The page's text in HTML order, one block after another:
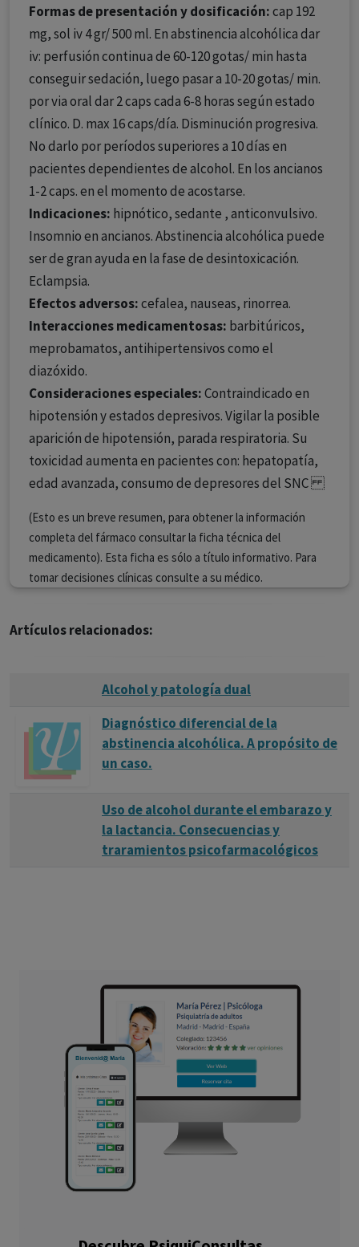
Formas de presentación y dosificación:cap 192
mg, sol iv 4 gr/ 500 ml. En abstinencia alcohólica dar
iv: perfusión continua de 60-120 gotas/ min hasta
conseguir sedación, luego pasar a 10-20 gotas/ min.
por via oral dar 2 caps cada 6-8 horas según estado
clínico. D. max 16 caps/día. Disminución progresiva.
No darlo por períodos superiores a 10 días en
pacientes dependientes de alcohol. En los ancianos
1-2 caps. en el momento de acostarse.
Indicaciones: hipnótico, sedante , anticonvulsivo.
Insomnio en ancianos. Abstinencia alcohólica puede
ser de gran ayuda en la fase de desintoxicación.
Eclampsia.
Efectos adversos:cefalea, nauseas, rinorrea.
Interacciones medicamentosas: barbitúricos,
meprobamatos, antihipertensivos como el
diazóxido.
Consideraciones especiales:Contraindicado en
hipotensión y estados depresivos. Vigilar la posible
aparición de hipotensión, parada respiratoria. Su
toxicidad aumenta en pacientes con: hepatopatía,
edad avanzada, consumo de depresores del SNC
(Esto es un breve resumen, para obtener la información
completa del fármaco consultar la ficha técnica del
medicamento). Esta ficha es sólo a título informativo. Para
tomar decisiones clínicas consulte a su médico.
Artículos relacionados:
Alcohol y patología dual
Diagnóstico diferencial de la
abstinencia alcohólica. A propósito de
un caso.
Uso de alcohol durante el embarazo y
la lactancia. Consecuencias y
traramientos psicofarmacológicos